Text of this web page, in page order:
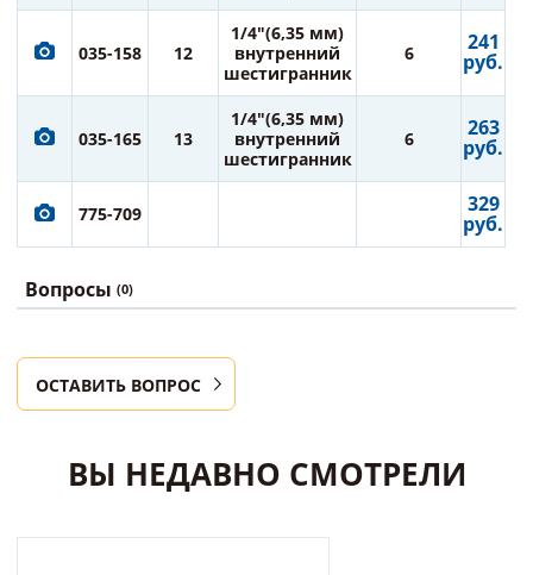
035-158 12
1/4"(6,35 мм)
внутренний
шестигранник
6 241
руб.
035-165 13
1/4"(6,35 мм)
внутренний
шестигранник
6 263
руб.
775-709 329
руб.
Вопросы (0)
ОСТАВИТЬ ВОПРОС
ВЫ НЕДАВНО СМОТРЕЛИ